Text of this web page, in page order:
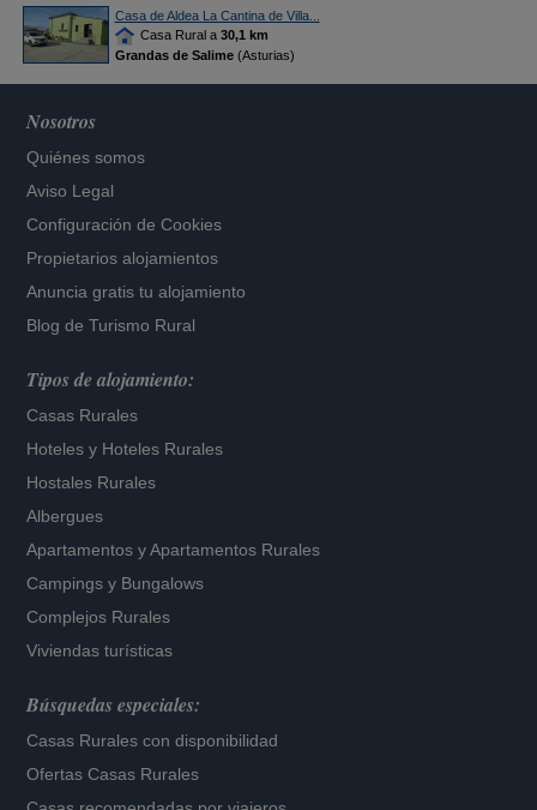
Casa de Aldea La Cantina de Villa...
Casa Rural a 30,1 km
Grandas de Salime(Asturias)
Nosotros
Quiénes somos
Aviso Legal
Configuración de Cookies
Propietarios alojamientos
Anuncia gratis tu alojamiento
Blog de Turismo Rural
Tipos de alojamiento:
Casas Rurales
Hoteles y Hoteles Rurales
Hostales Rurales
Albergues
Apartamentos yApartamentos Rurales
Campings y Bungalows
Complejos Rurales
Viviendas turísticas
Búsquedas especiales:
Casas Rurales con disponibilidad
Ofertas Casas Rurales